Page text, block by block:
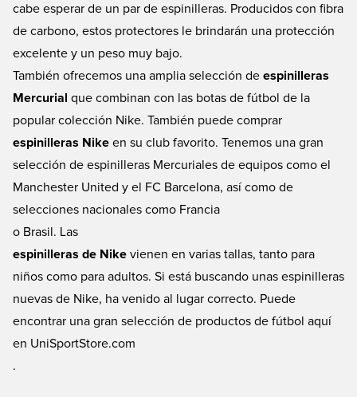
independiente para los tobillos, si lo desea.
cabe esperar de un par de espinilleras. Producidos con fibra
de carbono, estos protectores le brindarán una protección
excelente y un peso muy bajo.
También ofrecemos una amplia selección de espinilleras
Mercurial que combinan con las botas de fútbol de la
popular colección Nike. También puede comprar
espinilleras Nike en su club favorito. Tenemos una gran
selección de espinilleras Mercuriales de equipos como el
Manchester United y el FC Barcelona, así como de
selecciones nacionales como Francia
o Brasil. Las
espinilleras de Nike vienen en varias tallas, tanto para
niños como para adultos. Si está buscando unas espinilleras
nuevas de Nike, ha venido al lugar correcto. Puede
encontrar una gran selección de productos de fútbol aquí
en UniSportStore.com
.